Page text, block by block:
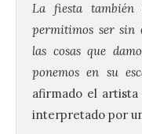
La fiesta
permitimos ser sin
las cosas que
ponemos en su
afirmado el artista
interpretado por